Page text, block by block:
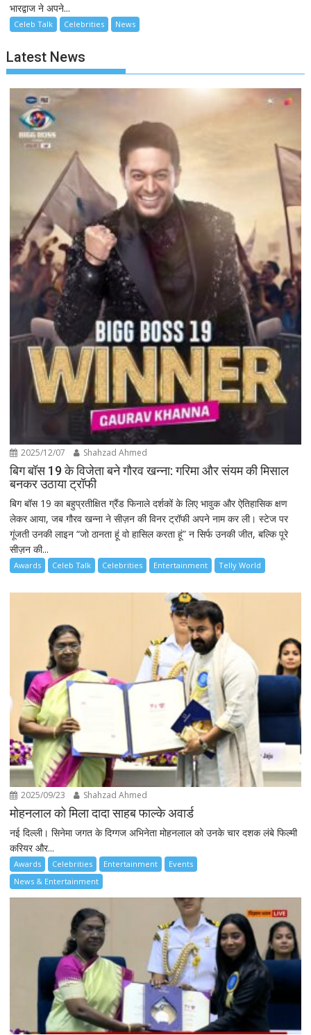
भारद्वाज ने अपने...
Celeb Talk Celebrities News
Latest News
2025/12/07 Shahzad Ahmed
बिग बॉस 19 के विजेता बने गौरव खन्ना: गरिमा और संयम की मिसाल
बनकर उठाया ट्रॉफी
बिग बॉस 19 का बहुप्रतीक्षित ग्रैंड फिनाले दर्शकों के लिए भावुक और ऐतिहासिक क्षण
लेकर आया, जब गौरव खन्ना ने सीज़न की विनर ट्रॉफी अपने नाम कर ली। स्टेज पर
गूंजती उनकी लाइन “जो ठानता हूं वो हासिल करता हूं” न सिर्फ उनकी जीत, बल्कि पूरे
सीज़न की...
Awards Celeb Talk Celebrities Entertainment Telly World
2025/09/23 Shahzad Ahmed
मोहनलाल को मिला दादा साहब फाल्के अवार्ड
नई दिल्ली। सिनेमा जगत के दिग्गज अभिनेता मोहनलाल को उनके चार दशक लंबे फिल्मी
करियर और...
Awards Celebrities Entertainment
Events
News & Entertainment